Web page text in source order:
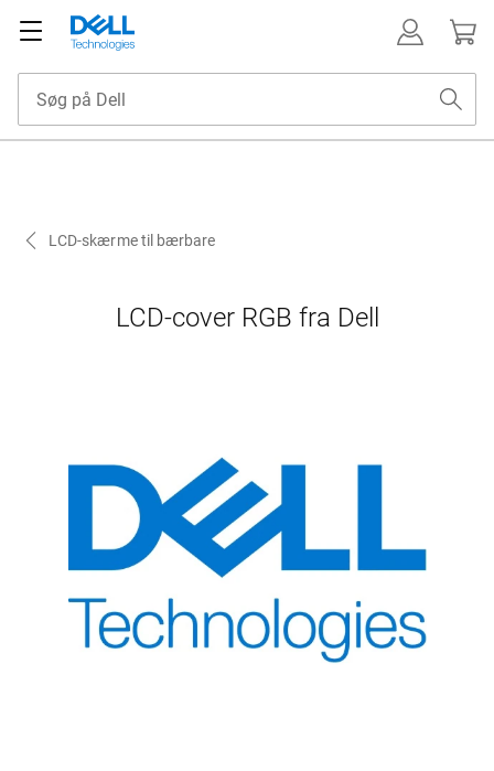
LCD-skærme til bærbare
LCD-cover RGB fra Dell